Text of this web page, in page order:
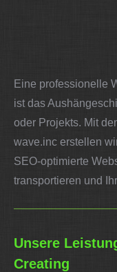
Eine professionelle
ist das
oder Projekts. Mit
wave.inc erstellen
SEO-optimierte
transportieren und
Unsere
Creating